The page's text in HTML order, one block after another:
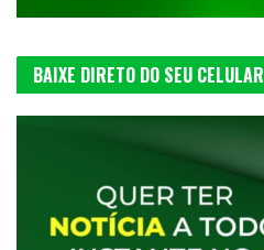
BAIXE DIRETO DO SEU CELULAR